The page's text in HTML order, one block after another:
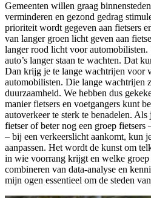
Gemeenten willen graag
verminderen en gezond gedrag
prioriteit wordt gegeven aan fietsers
van langer groen licht geven aan
langer rood licht voor automobilisten.
auto’s langer staan te wachten. Dat
Dan krijg je te lange wachtrijen voor
automobilisten. Die lange wachtrijen
duurzaamheid. We hebben dus
manier fietsers en voetgangers kunt
autoverkeer te sterk te benadelen. Als
fietser of beter nog een groep fietsers
– bij een verkeerslicht aankomt, kun
aanpassen. Het wordt de kunst om
in wie voorrang krijgt en welke
combineren van data-analyse en
mijn ogen essentieel om de steden